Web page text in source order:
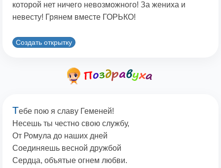
которой нет ничего невозможного! За жениха и
невесту! Грянем вместе ГОРЬКО!
Создать открытку
Тебе пою я славу Геменей!
Несешь ты честно свою службу,
От Ромула до наших дней
Соединяешь весной дружбой
Сердца, объятые огнем любви.